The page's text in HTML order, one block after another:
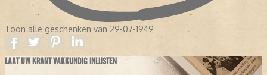
Toon alle geschenken van 29-07-1949
LAAT UW KRANT VAKKUNDIG INLIJSTEN